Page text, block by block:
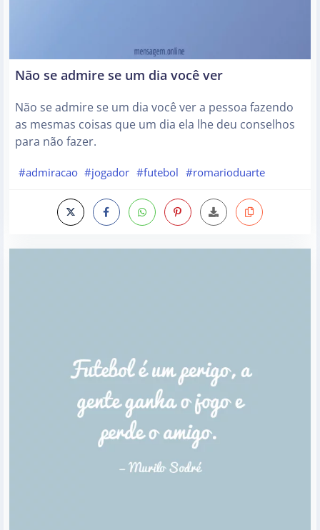
Não se admire se um dia você ver
Não se admire se um dia você ver a pessoa fazendo
as mesmas coisas que um dia ela lhe deu conselhos
para não fazer.
#admiracao #jogador #futebol #romarioduarte